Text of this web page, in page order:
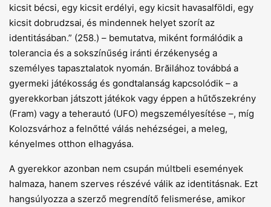
kicsit bécsi, egy kicsit erdélyi, egy kicsit havasalföldi, egy
kicsit dobrudzsai, és mindennek helyet szorít az
identitásában.” (258.) – bemutatva, miként formálódik a
tolerancia és a sokszínűség iránti érzékenység a
személyes tapasztalatok nyomán. Brăilához továbbá a
gyermeki játékosság és gondtalanság kapcsolódik – a
gyerekkorban játszott játékok vagy éppen a hűtőszekrény
(Fram) vagy a teherautó (UFO) megszemélyesítése –, míg
Kolozsvárhoz a felnőtté válás nehézségei, a meleg,
kényelmes otthon elhagyása.
A gyerekkor azonban nem csupán múltbeli események
halmaza, hanem szerves részévé válik az identitásnak. Ezt
hangsúlyozza a szerző megrendítő felismerése, amikor